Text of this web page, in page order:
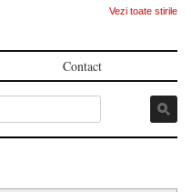
Vezi toate stirile
Contact